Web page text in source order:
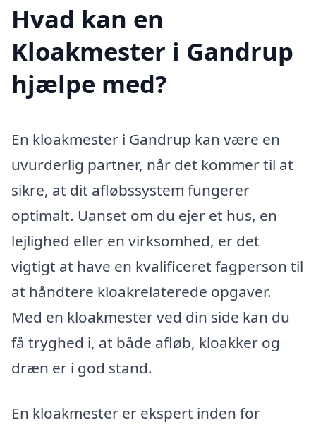
Hvad kan en
Kloakmester i Gandrup
hjælpe med?
En kloakmester i Gandrup kan være en
uvurderlig partner, når det kommer til at
sikre, at dit afløbssystem fungerer
optimalt. Uanset om du ejer et hus, en
lejlighed eller en virksomhed, er det
vigtigt at have en kvalificeret fagperson til
at håndtere kloakrelaterede opgaver.
Med en kloakmester ved din side kan du
få tryghed i, at både afløb, kloakker og
dræn er i god stand.
En kloakmester er ekspert inden for